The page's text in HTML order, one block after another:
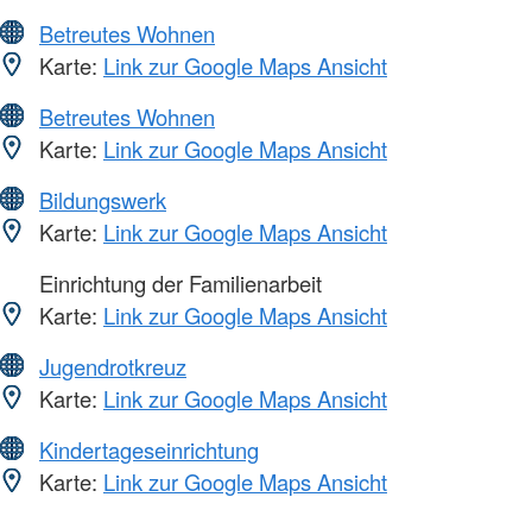
Betreutes Wohnen
Karte: Link zur Google Maps Ansicht
Betreutes Wohnen
Karte: Link zur Google Maps Ansicht
Bildungswerk
Karte: Link zur Google Maps Ansicht
Einrichtung der Familienarbeit
Karte: Link zur Google Maps Ansicht
Jugendrotkreuz
Karte: Link zur Google Maps Ansicht
Kindertageseinrichtung
Karte: Link zur Google Maps Ansicht